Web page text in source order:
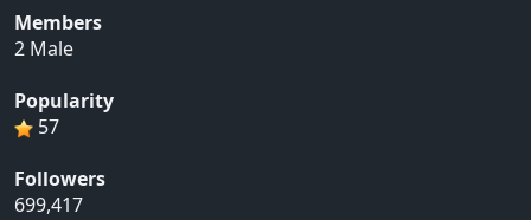
Members
2 Male
Popularity
57
Followers
699,417